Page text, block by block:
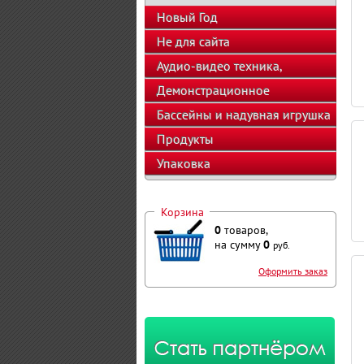
Новый Год
Не для сайта
Аудио-видео техника,
телефоны, калькуляторы
Демонстрационное
оборудование
Бассейны и надувная игрушка
Продукты
Упаковка
Корзина
0 товаров,
на сумму0 руб.
Оформить заказ